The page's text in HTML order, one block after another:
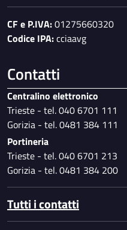
CF e P.IVA:01275660320
Codice IPA:cciaavg
Contatti
Centralino elettronico
Trieste - tel. 040 6701 111
Gorizia - tel. 0481 384 111
Portineria
Trieste - tel. 040 6701 213
Gorizia - tel. 0481 384 200
Tutti i contatti